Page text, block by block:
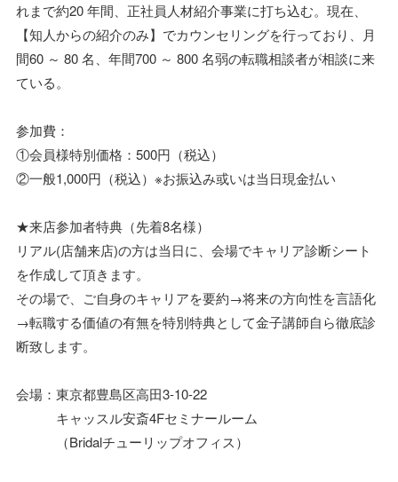
れまで約20 年間、正社員人材紹介事業に打ち込む。現在、
【知人からの紹介のみ】でカウンセリングを行っており、月
間60 ～ 80 名、年間700 ～ 800 名弱の転職相談者が相談に来
ている。
参加費：
①会員様特別価格：500円（税込）
②一般1,000円（税込）※お振込み或いは当日現金払い
★来店参加者特典（先着8名様）
リアル(店舗来店)の方は当日に、会場でキャリア診断シート
を作成して頂きます。
その場で、ご自身のキャリアを要約→将来の方向性を言語化
→転職する価値の有無を特別特典として金子講師自ら徹底診
断致します。
会場：東京都豊島区高田3-10-22
キャッスル安斎4Fセミナールーム
（Bridalチューリップオフィス）